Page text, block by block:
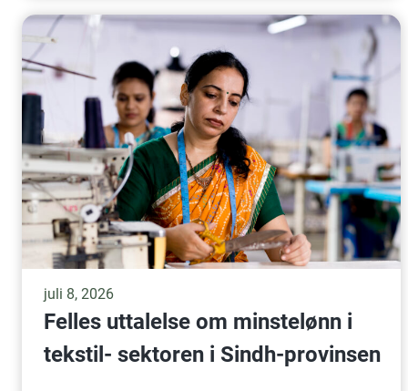
juli 8, 2026
Felles uttalelse om minstelønn i
tekstil- sektoren i Sindh-provinsen